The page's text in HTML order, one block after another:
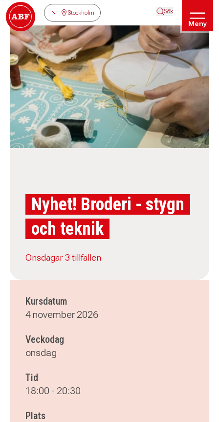
Stockholm Sök
Meny
Nyhet! Broderi - stygn
och teknik
Onsdagar 3 tillfällen
Kursdatum
4 november 2026
Veckodag
onsdag
Tid
18:00 - 20:30
Plats